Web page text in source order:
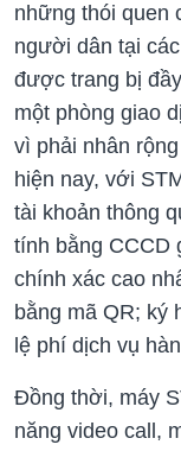
những thói quen
người dân tại
được trang bị
một phòng giao
vì phải nhân
hiện nay, với
tài khoản thông
tính bằng CCCD
chính xác cao
bằng mã QR; ký
lệ phí dịch vụ
Đồng thời, máy
năng video call,